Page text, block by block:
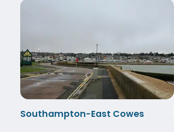
Southampton-East Cowes